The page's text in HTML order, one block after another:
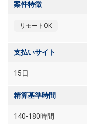
案件特徴
リモートOK
支払いサイト
15日
精算基準時間
140-180時間